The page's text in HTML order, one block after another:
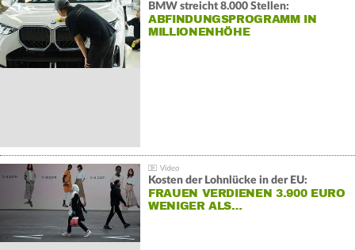
BMW streicht 8.000 Stellen:
ABFINDUNGSPROGRAMM IN
MILLIONENHÖHE
Kosten der Lohnlücke in der EU:
FRAUEN VERDIENEN 3.900 EURO
WENIGER ALS…